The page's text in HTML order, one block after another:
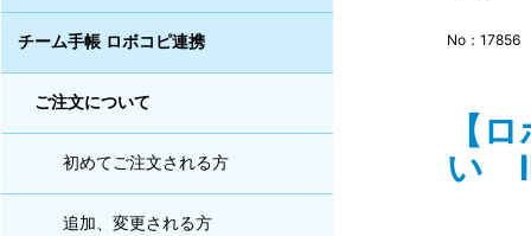
チーム手帳 ロボコピ連携
ご注文について
初めてご注文される方
追加、変更される方
No：17856
【
い